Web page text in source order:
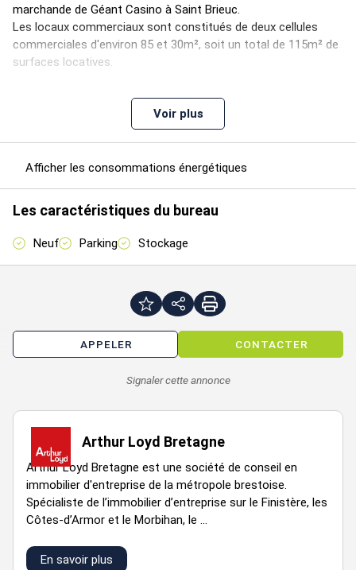
marchande de Géant Casino à Saint Brieuc.
Les locaux commerciaux sont constitués de deux cellules
commerciales d'environ 85 et 30m², soit un total de 115m² de
surfaces locatives.
Les cellules sont constituées chacune d'un espace
commercial principal et d'une réserve et possèdent un WC
Commerciaux
85 Immédiate
RDC
Locaux
Commerciaux
30
Information sur le Bail :
Taxe foncière à la charge du preneur
Prestations :
Surface RDC : 115 m²
Voir plus
Afficher les consommations énergétiques
Les caractéristiques du bureau
Neuf Parking Stockage
APPELER CONTACTER
Signaler cette annonce
Arthur Loyd Bretagne
Arthur Loyd Bretagne est une société de conseil en
immobilier d'entreprise de la métropole brestoise.
Spécialiste de l’immobilier d’entreprise sur le Finistère, les
Côtes-d’Armor et le Morbihan, le ...
En savoir plus